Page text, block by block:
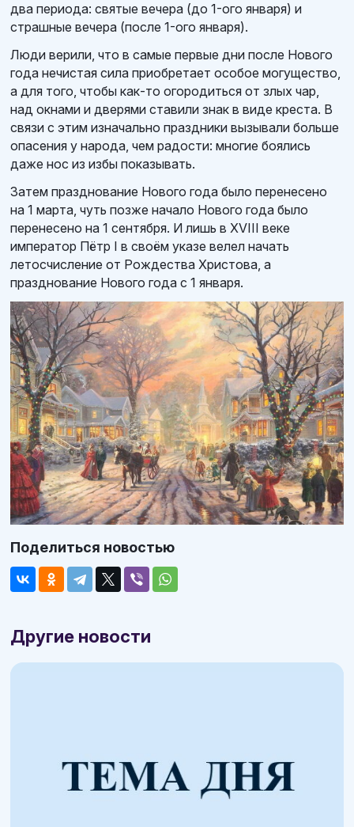
два периода: святые вечера (до 1-ого января) и
страшные вечера (после 1-ого января).
Люди верили, что в самые первые дни после Нового
года нечистая сила приобретает особое могущество,
а для того, чтобы как-то огородиться от злых чар,
над окнами и дверями ставили знак в виде креста. В
связи с этим изначально праздники вызывали больше
опасения у народа, чем радости: многие боялись
даже нос из избы показывать.
Затем празднование Нового года было перенесено
на 1 марта, чуть позже начало Нового года было
перенесено на 1 сентября. И лишь в XVIII веке
император Пётр I в своём указе велел начать
летосчисление от Рождества Христова, а
празднование Нового года с 1 января.
Поделиться новостью
Другие новости